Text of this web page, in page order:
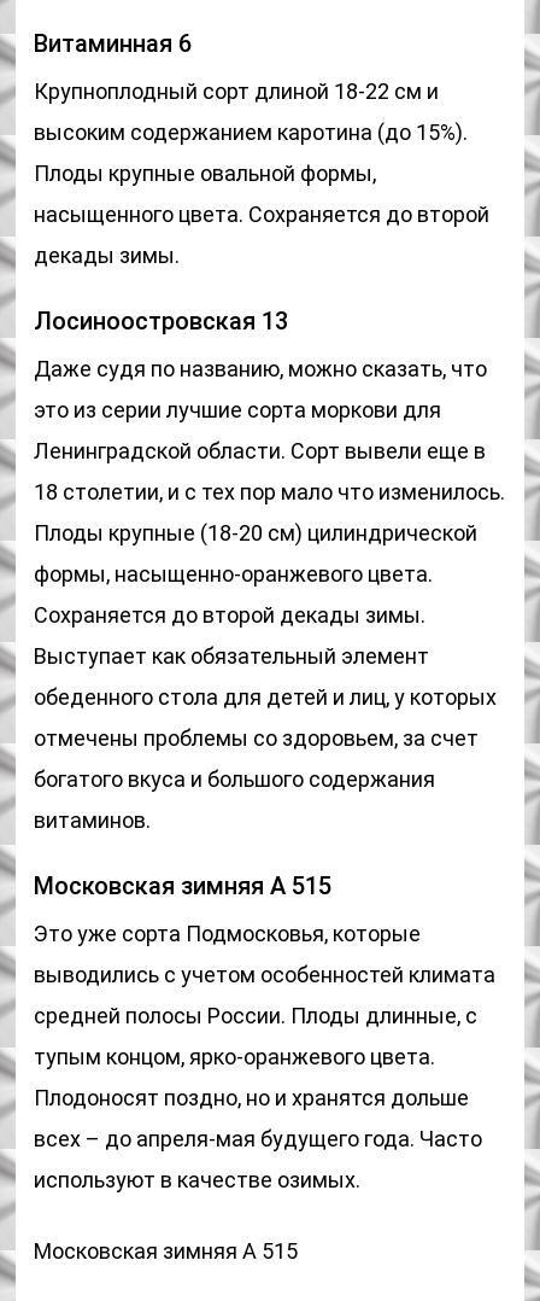
Витаминная 6
Крупноплодный сорт длиной 18-22 см и
высоким содержанием каротина (до 15%).
Плоды крупные овальной формы,
насыщенного цвета. Сохраняется до второй
декады зимы.
Лосиноостровская 13
Даже судя по названию, можно сказать, что
это из серии лучшие сорта моркови для
Ленинградской области. Сорт вывели еще в
18 столетии, и с тех пор мало что изменилось.
Плоды крупные (18-20 см) цилиндрической
формы, насыщенно-оранжевого цвета.
Сохраняется до второй декады зимы.
Выступает как обязательный элемент
обеденного стола для детей и лиц, у которых
отмечены проблемы со здоровьем, за счет
богатого вкуса и большого содержания
витаминов.
Московская зимняя А 515
Это уже сорта Подмосковья, которые
выводились с учетом особенностей климата
средней полосы России. Плоды длинные, с
тупым концом, ярко-оранжевого цвета.
Плодоносят поздно, но и хранятся дольше
всех – до апреля-мая будущего года. Часто
используют в качестве озимых.
Московская зимняя А 515